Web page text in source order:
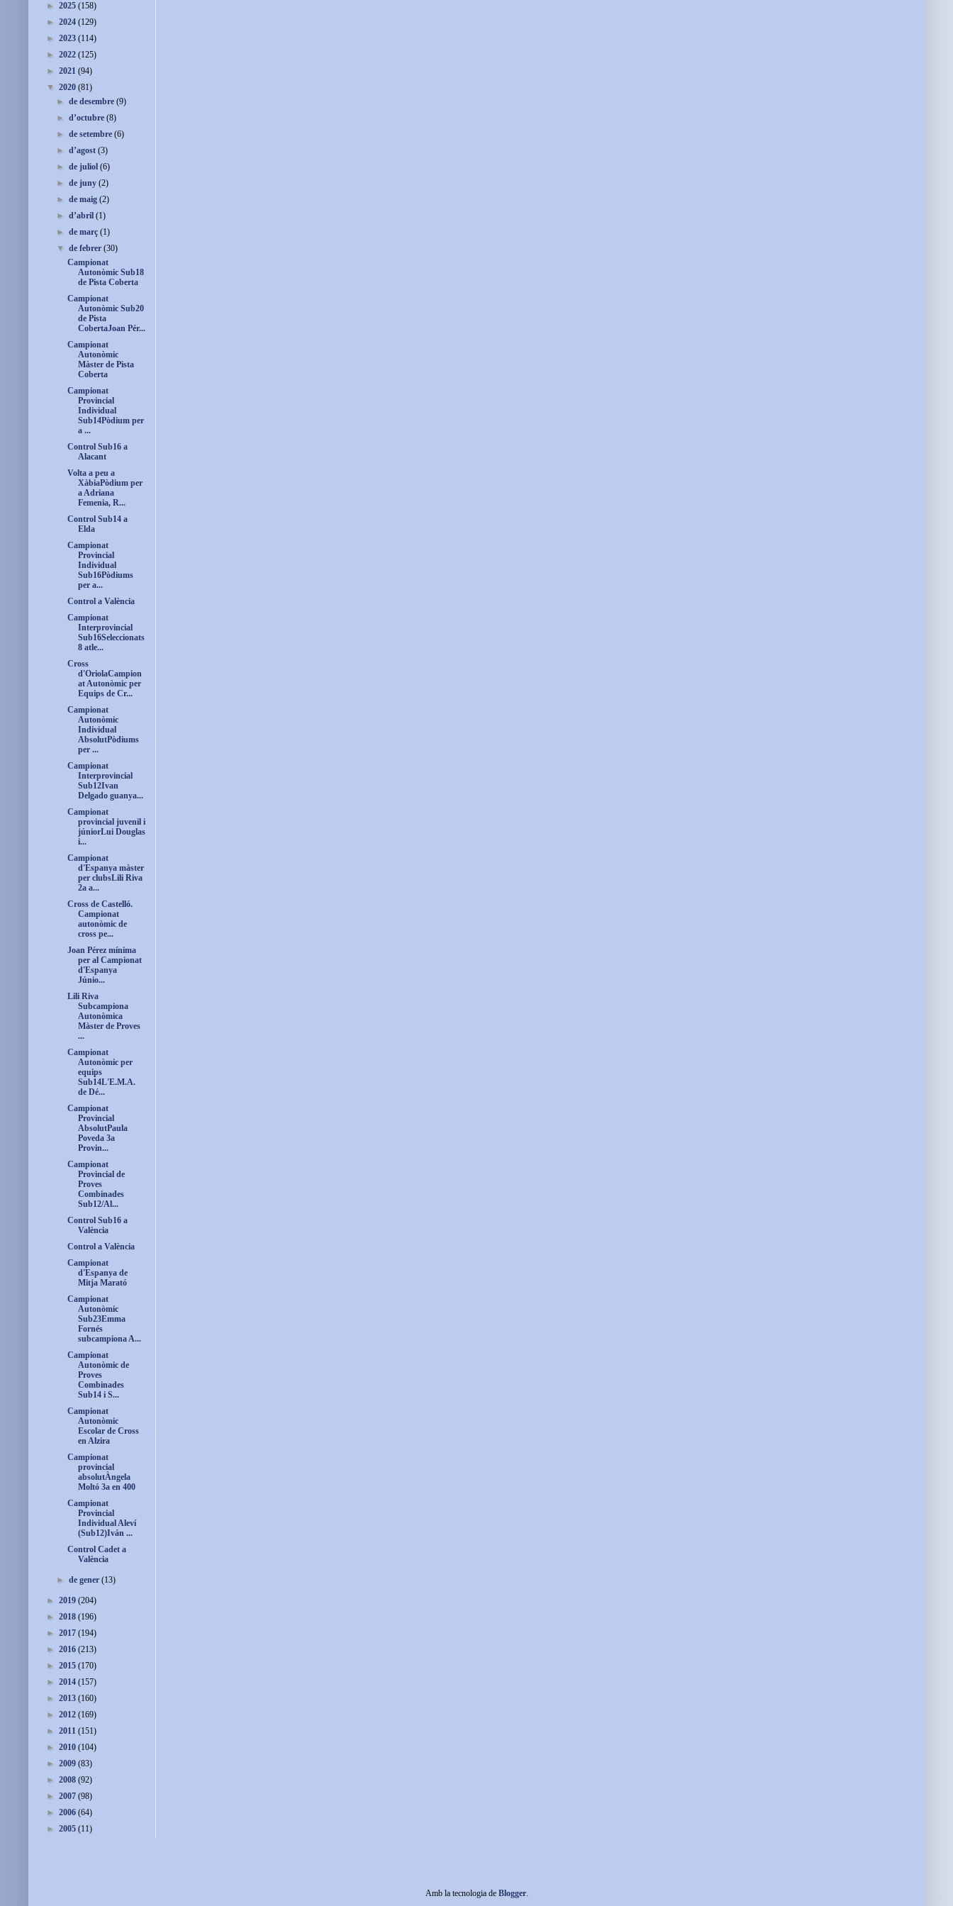
► 2025 (158)
► 2024 (129)
► 2023 (114)
► 2022 (125)
► 2021 (94)
▼ 2020 (81)
►de desembre(9)
►d’octubre(8)
►de setembre(6)
►d’agost(3)
►de juliol(6)
►de juny(2)
►de maig(2)
►d’abril(1)
►de març(1)
▼de febrer(30)
Campionat
Autonòmic Sub18
de Pista Coberta
Campionat
Autonòmic Sub20
de Pista
CobertaJoan Pér...
Campionat
Autonòmic
Màster de Pista
Coberta
Campionat
Provincial
Individual
Sub14Pòdium per
a ...
Control Sub16 a
Alacant
Volta a peu a
XàbiaPòdium per
a Adriana
Femenia, R...
Control Sub14 a
Elda
Campionat
Provincial
Individual
Sub16Pòdiums
per a...
Control a València
Campionat
Interprovincial
Sub16Seleccionats
8 atle...
Cross
d'OriolaCampion
at Autonòmic per
Equips de Cr...
Campionat
Autonòmic
Individual
AbsolutPòdiums
per ...
Campionat
Interprovincial
Sub12Ivan
Delgado guanya...
Campionat
provincial juvenil i
júniorLui Douglas
i...
Campionat
d'Espanya màster
per clubsLili Riva
2a a...
Cross de Castelló.
Campionat
autonòmic de
cross pe...
Joan Pérez mínima
per al Campionat
d'Espanya
Júnio...
Lili Riva
Subcampiona
Autonòmica
Màster de Proves
...
Campionat
Autonòmic per
equips
Sub14L'E.M.A.
de Dé...
Campionat
Provincial
AbsolutPaula
Poveda 3a
Provin...
Campionat
Provincial de
Proves
Combinades
Sub12/Al...
Control Sub16 a
València
Control a València
Campionat
d'Espanya de
Mitja Marató
Campionat
Autonòmic
Sub23Emma
Fornés
subcampiona A...
Campionat
Autonòmic de
Proves
Combinades
Sub14 i S...
Campionat
Autonòmic
Escolar de Cross
en Alzira
Campionat
provincial
absolutÀngela
Moltó 3a en 400
Campionat
Provincial
Individual Aleví
(Sub12)Iván ...
Control Cadet a
València
►de gener(13)
► 2019 (204)
► 2018 (196)
► 2017 (194)
► 2016 (213)
► 2015 (170)
► 2014 (157)
► 2013 (160)
► 2012 (169)
► 2011 (151)
► 2010 (104)
► 2009 (83)
► 2008 (92)
► 2007 (98)
► 2006 (64)
► 2005 (11)
Amb la tecnologia de Blogger.